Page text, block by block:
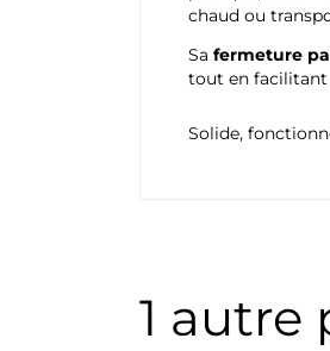
chaud ou
Sa fermeture
tout en facilitant
Solide,
1 autre